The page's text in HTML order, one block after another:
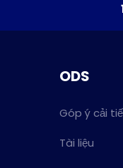
ODS
Góp ý cải
Tài liệu